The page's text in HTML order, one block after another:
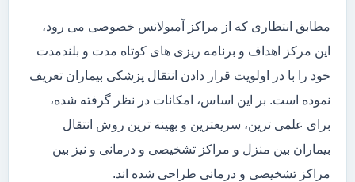
مطابق انتظاری که از مراکز آمبولانس خصوصی می رود،
این مرکز اهداف و برنامه ریزی های کوتاه مدت و بلندمدت
خود را با در اولویت قرار دادن انتقال پزشکی بیماران تعریف
نموده است. بر این اساس، امکانات در نظر گرفته شده،
برای علمی ترین، سریعترین و بهینه ترین روش انتقال
بیماران بین منزل و مراکز تشخیصی و درمانی و نیز بین
مراکز تشخیصی و درمانی طراحی شده اند.